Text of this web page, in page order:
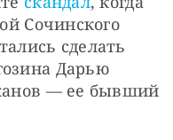
Сочинского
сделать
Дарью
— ее бывший